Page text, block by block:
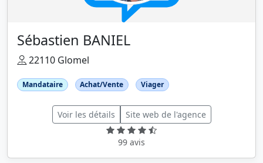
Sébastien BANIEL
22110 Glomel
Mandataire Achat/Vente Viager
Voir les détails Site web de l'agence
99 avis